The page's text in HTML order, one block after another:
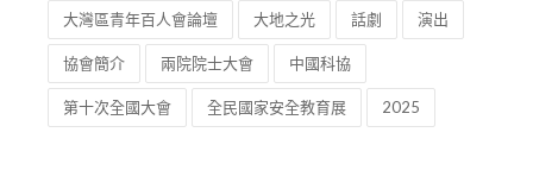
大灣區青年百人會論壇 大地之光 話劇 演出
協會簡介 兩院院士大會 中國科協
第十次全國大會 全民國家安全教育展 2025